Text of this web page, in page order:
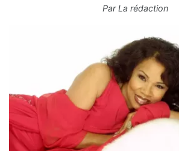
ParLa rédaction